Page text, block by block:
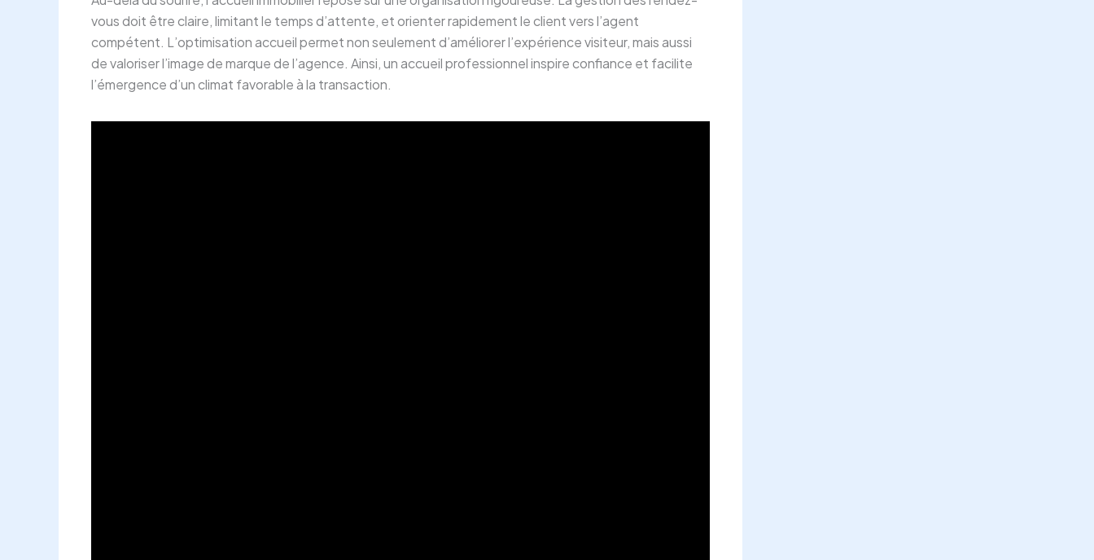
vous doit être claire, limitant le temps d’attente, et orienter rapidement le client vers l’agent
compétent. L’optimisation accueil permet non seulement d’améliorer l’expérience visiteur, mais aussi
de valoriser l’image de marque de l’agence. Ainsi, un accueil professionnel inspire confiance et facilite
l’émergence d’un climat favorable à la transaction.